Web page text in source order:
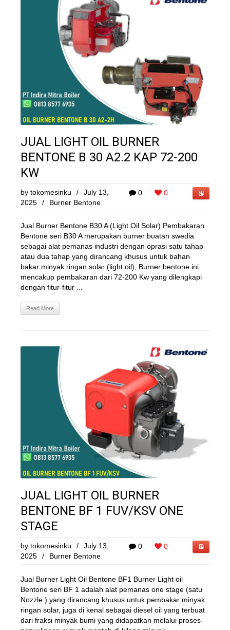
JUAL LIGHT OIL BURNER
BENTONE B 30 A2.2 KAP 72-200
KW
0 0
by tokomesinku /
July 13,
2025
/ Burner Bentone
Jual Burner Bentone B30 A (Light Oil Solar) Pembakaran
Bentone seri B30 A merupakan burner buatan swedia
sebagai alat pemanas industri dengan oprasi satu tahap
atau dua tahap yang dirancang khusus untuk bahan
bakar minyak ringan solar (light oil), Burner bentone ini
mencakup pembakaran dari 72-200 Kw yang dilengkapi
dengan fitur-fitur ...
Read More
JUAL LIGHT OIL BURNER
BENTONE BF 1 FUV/KSV ONE
STAGE
0 0
by tokomesinku /
July 13,
2025
/ Burner Bentone
Jual Burner Light Oil Bentone BF1 Burner Light oil
Bentone seri BF 1 adalah alat pemanas one stage (satu
Nozzle ) yang dirancang khusus untuk pembakar minyak
ringan solar, juga di kenal sebagai diesel oil yang terbuat
dari fraksi minyak bumi yang didapatkan melalui proses